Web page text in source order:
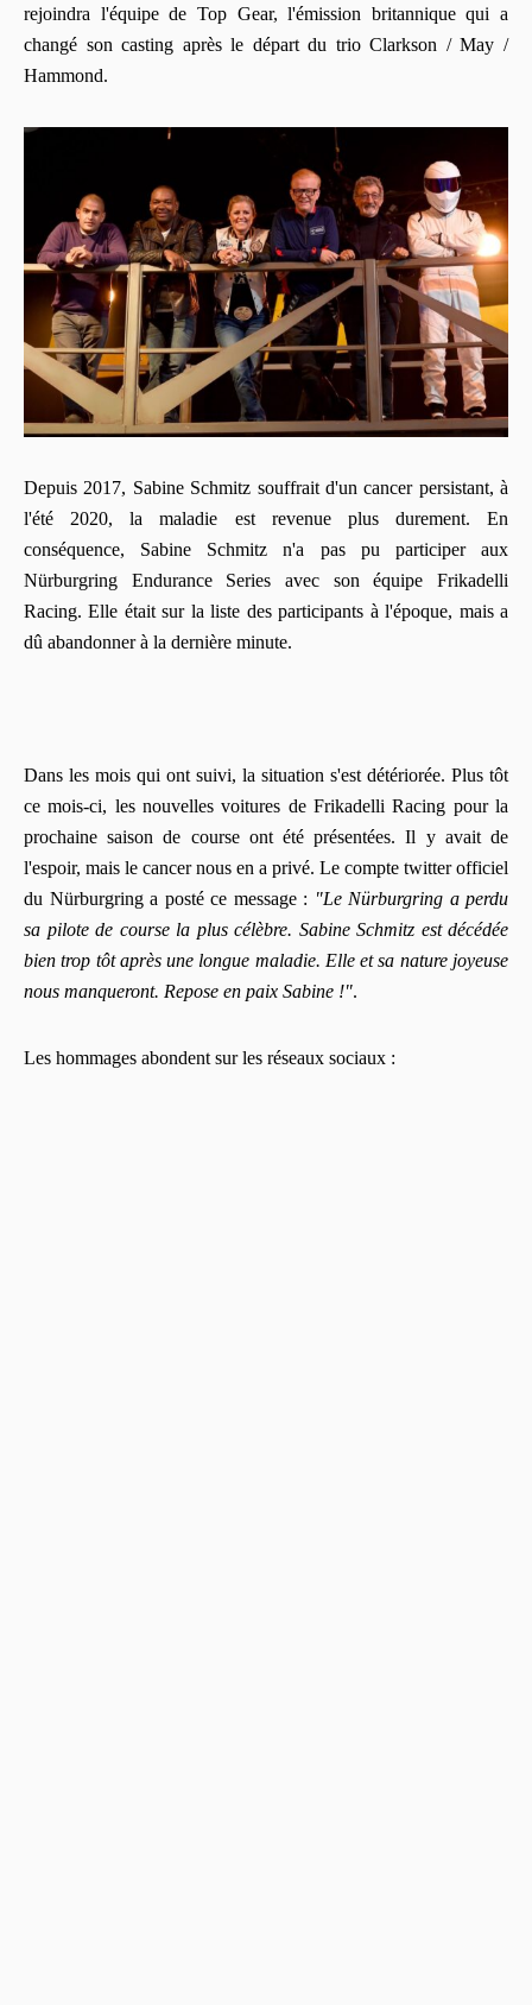
rejoindra l'équipe de Top Gear, l'émission britannique qui a
changé son casting après le départ du trio Clarkson / May /
Hammond.
Depuis 2017, Sabine Schmitz souffrait d'un cancer persistant, à
l'été 2020, la maladie est revenue plus durement. En
conséquence, Sabine Schmitz n'a pas pu participer aux
Nürburgring Endurance Series avec son équipe Frikadelli
Racing. Elle était sur la liste des participants à l'époque, mais a
dû abandonner à la dernière minute.
Dans les mois qui ont suivi, la situation s'est détériorée. Plus tôt
ce mois-ci, les nouvelles voitures de Frikadelli Racing pour la
prochaine saison de course ont été présentées. Il y avait de
l'espoir, mais le cancer nous en a privé. Le compte twitter officiel
du Nürburgring a posté ce message : "Le Nürburgring a perdu
sa pilote de course la plus célèbre. Sabine Schmitz est décédée
bien trop tôt après une longue maladie. Elle et sa nature joyeuse
nous manqueront. Repose en paix Sabine !".
Les hommages abondent sur les réseaux sociaux :